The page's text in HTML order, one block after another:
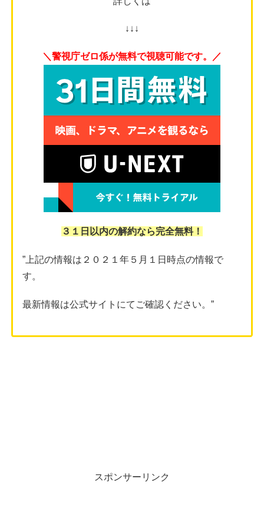
↓↓↓
＼警視庁ゼロ係が無料で視聴可能です。／
３１日以内の解約なら完全無料！
”上記の情報は２０２１年５月１日時点の情報で
す。
最新情報は公式サイトにてご確認ください。”
スポンサーリンク